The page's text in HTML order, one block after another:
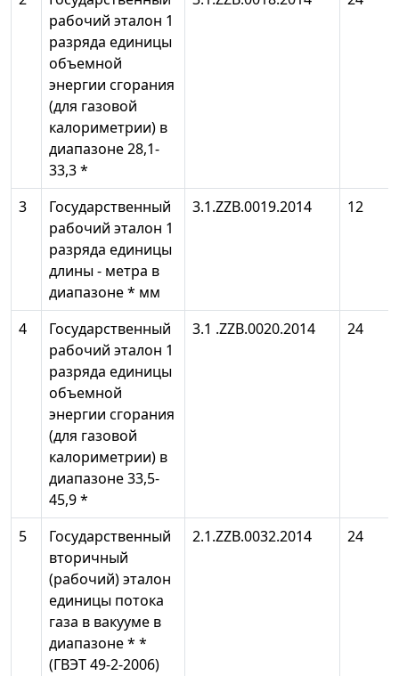
рабочий эталон 1
разряда единицы
объемной
энергии сгорания
(для газовой
калориметрии) в
диапазоне 28,1-
33,3 *
3
Государственный
рабочий эталон 1
разряда единицы
длины - метра в
диапазоне * мм
3.1.ZZB.0019.2014 12
4
Государственный
рабочий эталон 1
разряда единицы
объемной
энергии сгорания
(для газовой
калориметрии) в
диапазоне 33,5-
45,9 *
3.1 .ZZB.0020.2014 24
5
Государственный
вторичный
(рабочий) эталон
единицы потока
газа в вакууме в
диапазоне * *
(ГВЭТ 49-2-2006)
2.1.ZZB.0032.2014 24